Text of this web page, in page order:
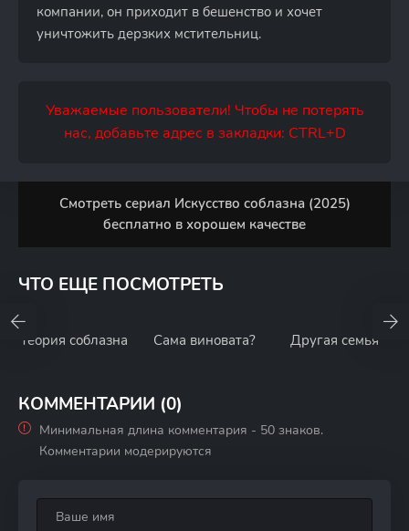
компании, он приходит в бешенство и хочет
уничтожить дерзких мстительниц.
Уважаемые пользователи! Чтобы не потерять
нас, добавьте адрес в закладки: CTRL+D
Смотреть сериал Искусство соблазна (2025)
бесплатно в хорошем качестве
ЧТО ЕЩЕ ПОСМОТРЕТЬ
Теория соблазна Сама виновата? Другая семья
КОММЕНТАРИИ (0)
Минимальная длина комментария - 50 знаков.
Комментарии модерируются